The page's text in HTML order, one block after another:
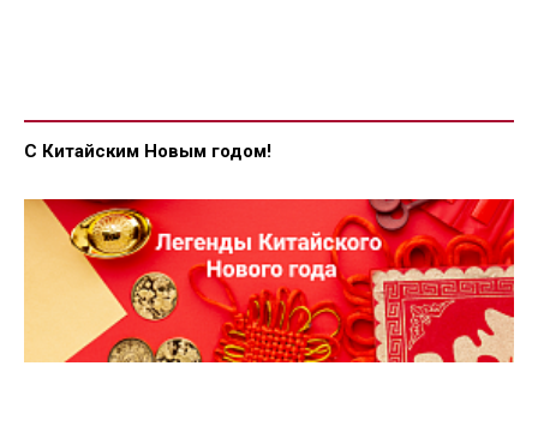
С Китайским Новым годом!